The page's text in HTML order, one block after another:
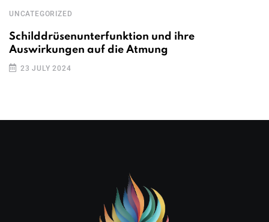
UNCATEGORIZED
Schilddrüsenunterfunktion und ihre
Auswirkungen auf die Atmung
23 JULY 2024